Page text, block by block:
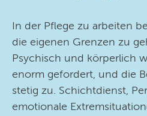
In der Pflege zu arbeiten
die eigenen Grenzen zu
Psychisch und körperlich
enorm gefordert, und die
stetig zu. Schichtdienst,
emotionale